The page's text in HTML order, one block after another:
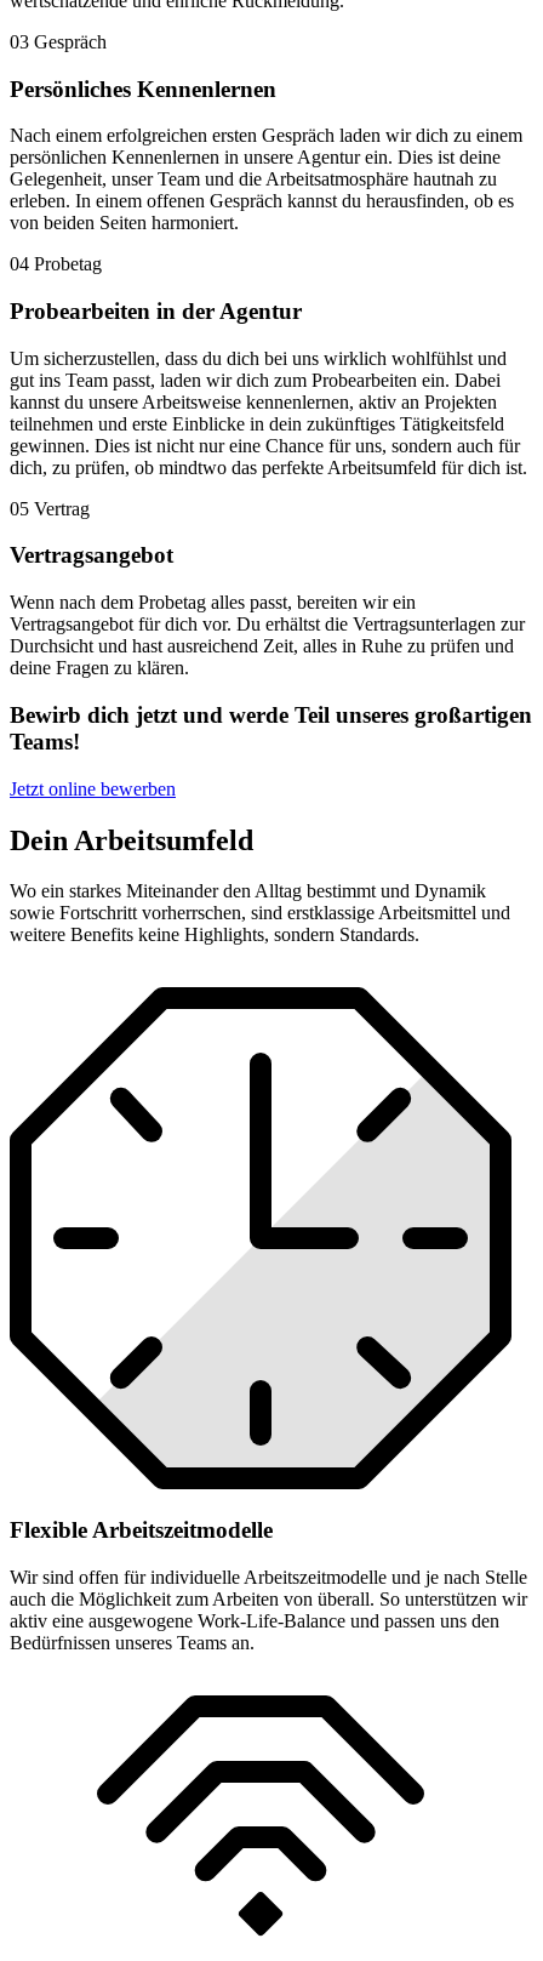
03 Gespräch
Persönliches Kennenlernen
Nach einem erfolgreichen ersten Gespräch laden wir dich zu einem
persönlichen Kennenlernen in unsere Agentur ein. Dies ist deine
Gelegenheit, unser Team und die Arbeitsatmosphäre hautnah zu
erleben. In einem offenen Gespräch kannst du herausfinden, ob es
von beiden Seiten harmoniert.
04 Probetag
Probearbeiten in der Agentur
Um sicherzustellen, dass du dich bei uns wirklich wohlfühlst und
gut ins Team passt, laden wir dich zum Probearbeiten ein. Dabei
kannst du unsere Arbeitsweise kennenlernen, aktiv an Projekten
teilnehmen und erste Einblicke in dein zukünftiges Tätigkeitsfeld
gewinnen. Dies ist nicht nur eine Chance für uns, sondern auch für
dich, zu prüfen, ob mindtwo das perfekte Arbeitsumfeld für dich ist.
05 Vertrag
Vertragsangebot
Wenn nach dem Probetag alles passt, bereiten wir ein
Vertragsangebot für dich vor. Du erhältst die Vertragsunterlagen zur
Durchsicht und hast ausreichend Zeit, alles in Ruhe zu prüfen und
deine Fragen zu klären.
Bewirb dich jetzt und werde Teil unseres großartigen
Teams!
Jetzt online bewerben
Dein Arbeitsumfeld
Wo ein starkes Miteinander den Alltag bestimmt und Dynamik
sowie Fortschritt vorherrschen, sind erstklassige Arbeitsmittel und
weitere Benefits keine Highlights, sondern Standards.
Flexible Arbeitszeitmodelle
Wir sind offen für individuelle Arbeitszeitmodelle und je nach Stelle
auch die Möglichkeit zum Arbeiten von überall. So unterstützen wir
aktiv eine ausgewogene Work-Life-Balance und passen uns den
Bedürfnissen unseres Teams an.